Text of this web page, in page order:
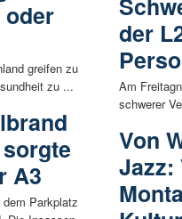
greifen zu
zu ...
A3
Parkplatz
der
Am
schwerer
Von
Jazz: